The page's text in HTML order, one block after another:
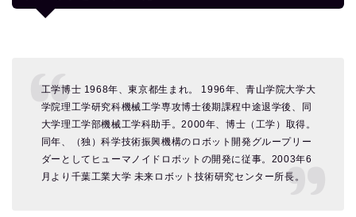
工学博士 1968年、東京都生まれ。 1996年、青山学院大学大
学院理工学研究科機械工学専攻博士後期課程中途退学後、同
大学理工学部機械工学科助手。2000年、博士（工学）取得。
同年、（独）科学技術振興機構のロボット開発グループリー
ダーとしてヒューマノイドロボットの開発に従事。2003年6
月より千葉工業大学 未来ロボット技術研究センター所長。